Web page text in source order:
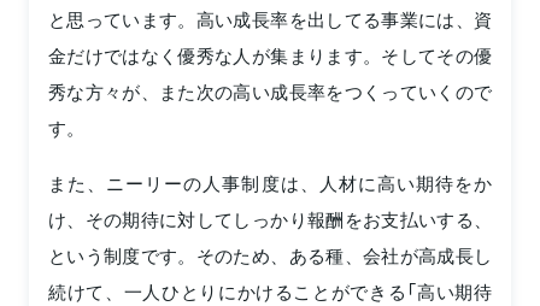
と思っています。高い成長率を出してる事業には、資
金だけではなく優秀な人が集まります。そしてその優
秀な方々が、また次の高い成長率をつくっていくので
す。
また、ニーリーの人事制度は、人材に高い期待をか
け、その期待に対してしっかり報酬をお支払いする、
という制度です。そのため、ある種、会社が高成長し
続けて、一人ひとりにかけることができる「高い期待